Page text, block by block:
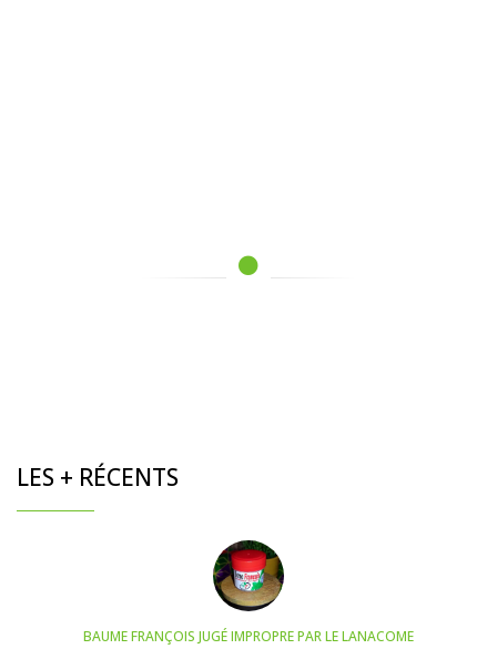
LES + RÉCENTS
BAUME FRANÇOIS JUGÉ IMPROPRE PAR LE LANACOME